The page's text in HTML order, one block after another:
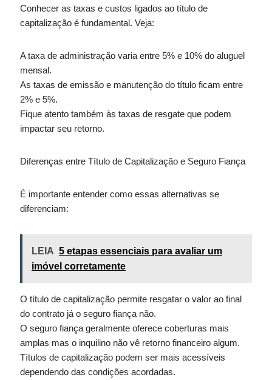
Conhecer as taxas e custos ligados ao título de
capitalização é fundamental. Veja:
A taxa de administração varia entre 5% e 10% do aluguel
mensal.
As taxas de emissão e manutenção do título ficam entre
2% e 5%.
Fique atento também às taxas de resgate que podem
impactar seu retorno.
Diferenças entre Título de Capitalização e Seguro Fiança
É importante entender como essas alternativas se
diferenciam:
LEIA 5 etapas essenciais para avaliar um
imóvel corretamente
O título de capitalização permite resgatar o valor ao final
do contrato já o seguro fiança não.
O seguro fiança geralmente oferece coberturas mais
amplas mas o inquilino não vê retorno financeiro algum.
Títulos de capitalização podem ser mais acessíveis
dependendo das condições acordadas.